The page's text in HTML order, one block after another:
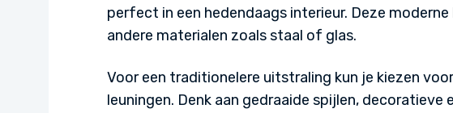
perfect in een hedendaags interieur. Deze
andere materialen zoals staal of glas.
Voor een traditionelere uitstraling kun je kiezen
leuningen. Denk aan gedraaide spijlen,